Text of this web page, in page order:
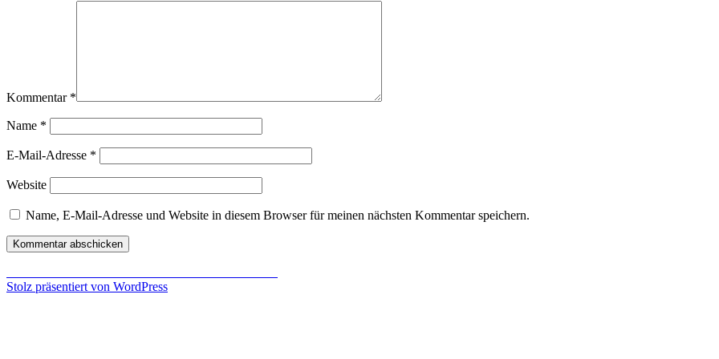
Kommentar *
Name *
E-Mail-Adresse *
Website
Name, E-Mail-Adresse und Website in diesem Browser für meinen nächsten Kommentar speichern.
Beitragsnavigation
Stolz präsentiert von WordPress